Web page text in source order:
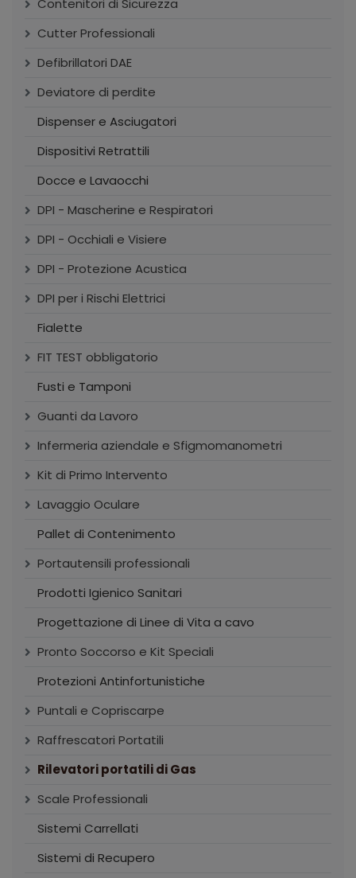
Contenitori di Sicurezza
Cutter Professionali
Defibrillatori DAE
Deviatore di perdite
Dispenser e Asciugatori
Dispositivi Retrattili
Docce e Lavaocchi
DPI - Mascherine e Respiratori
DPI - Occhiali e Visiere
DPI - Protezione Acustica
DPI per i Rischi Elettrici
Fialette
FIT TEST obbligatorio
Fusti e Tamponi
Guanti da Lavoro
Infermeria aziendale e Sfigmomanometri
Kit di Primo Intervento
Lavaggio Oculare
Pallet di Contenimento
Portautensili professionali
Prodotti Igienico Sanitari
Progettazione di Linee di Vita a cavo
Pronto Soccorso e Kit Speciali
Protezioni Antinfortunistiche
Puntali e Copriscarpe
Raffrescatori Portatili
Rilevatori portatili di Gas
Scale Professionali
Sistemi Carrellati
Sistemi di Recupero